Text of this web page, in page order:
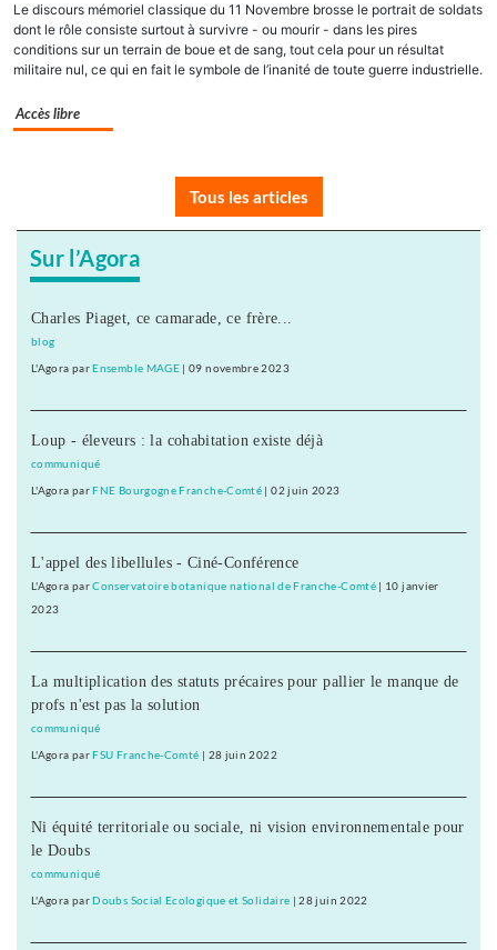
Le discours mémoriel classique du 11 Novembre brosse le portrait de soldats
dont le rôle consiste surtout à survivre - ou mourir - dans les pires
conditions sur un terrain de boue et de sang, tout cela pour un résultat
militaire nul, ce qui en fait le symbole de l’inanité de toute guerre industrielle.
Accès libre
Tous les articles
Sur l’Agora
Charles Piaget, ce camarade, ce frère...
blog
L'Agora par Ensemble MAGE |09 novembre 2023
Loup - éleveurs : la cohabitation existe déjà
communiqué
L'Agora par FNE Bourgogne Franche-Comté |02 juin 2023
L'appel des libellules - Ciné-Conférence
L'Agora parConservatoire botanique national de Franche-Comté| 10 janvier
2023
La multiplication des statuts précaires pour pallier le manque de
profs n'est pas la solution
communiqué
L'Agora par FSU Franche-Comté 28 juin 2022
Ni équité territoriale ou sociale, ni vision environnementale pour
le Doubs
communiqué
L'Agora par Doubs Social Ecologique et Solidaire |28 juin 2022